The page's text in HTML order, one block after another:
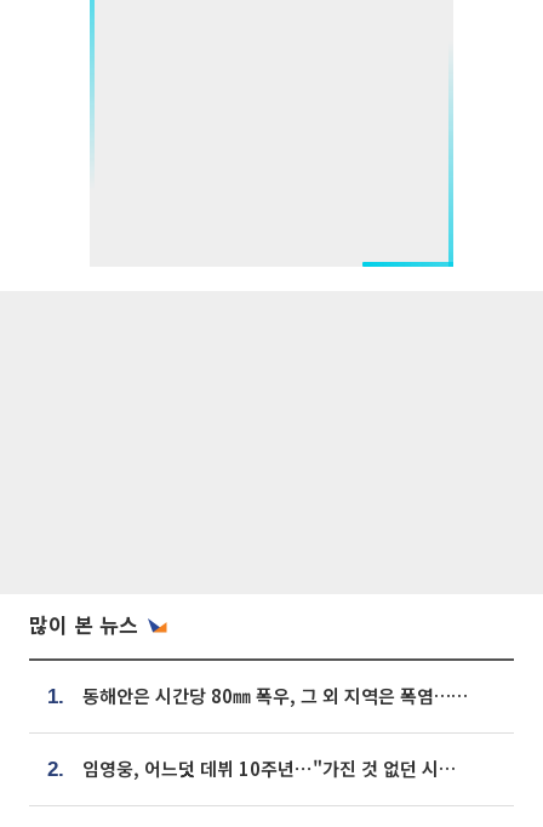
많이 본 뉴스
1. 동해안은 시간당 80㎜ 폭우, 그 외 지역은 폭염…‘극과 극 날씨’
2. 임영웅, 어느덧 데뷔 10주년⋯"가진 것 없던 시절, 내 앞엔 20명의 팬뿐"